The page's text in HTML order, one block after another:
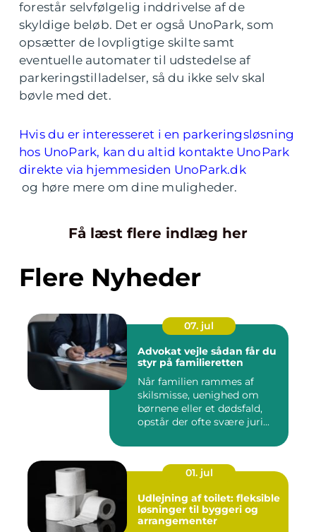
forestår selvfølgelig inddrivelse af de
skyldige beløb. Det er også UnoPark, som
opsætter de lovpligtige skilte samt
eventuelle automater til udstedelse af
parkeringstilladelser, så du ikke selv skal
bøvle med det.
Hvis du er interesseret i en parkeringsløsning
hos UnoPark, kan du altid kontakte UnoPark
direkte via hjemmesiden UnoPark.dk
og høre mere om dine muligheder.
Få læst flere indlæg her
Flere Nyheder
07. jul
Advokat vejle sådan får du
styr på familieretten
Når familien rammes af
skilsmisse, uenighed om
børnene eller et dødsfald,
opstår der ofte svære juri...
01. jul
Udlejning af toilet: fleksible
løsninger til byggeri og
arrangementer